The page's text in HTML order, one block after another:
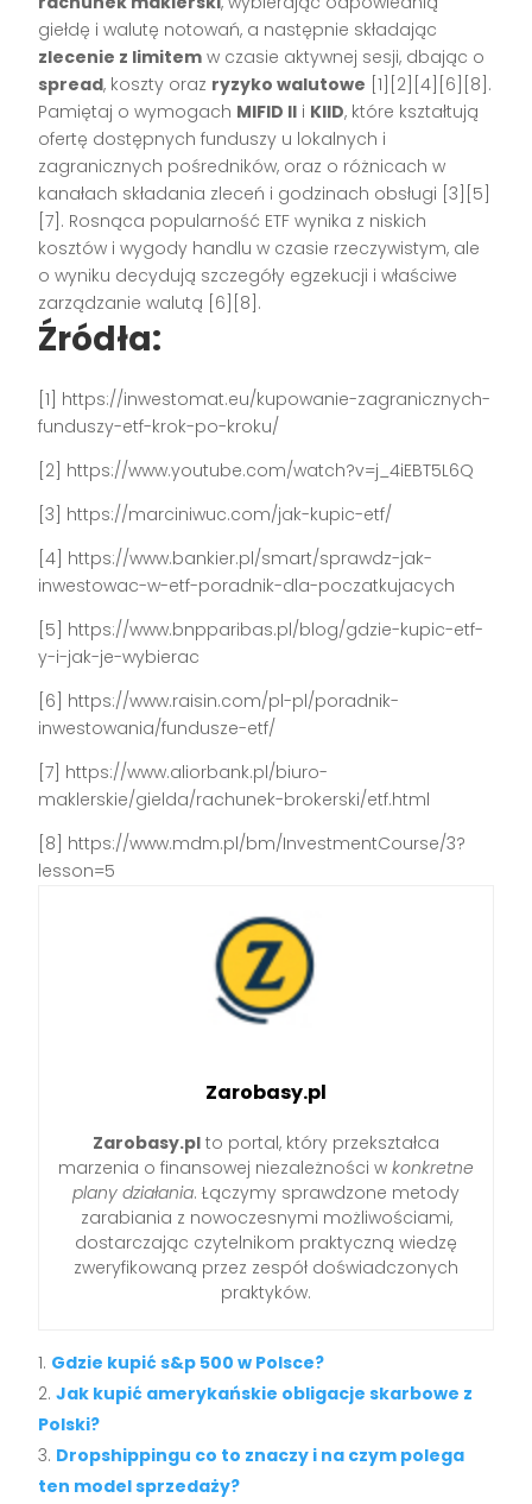
giełdę i walutę notowań, a następnie składając
zlecenie z limitem w czasie aktywnej sesji, dbając o
spread, koszty oraz ryzyko walutowe [1][2][4][6][8].
Pamiętaj o wymogach MIFID II i KIID, które kształtują
ofertę dostępnych funduszy u lokalnych i
zagranicznych pośredników, oraz o różnicach w
kanałach składania zleceń i godzinach obsługi [3][5]
[7]. Rosnąca popularność ETF wynika z niskich
kosztów i wygody handlu w czasie rzeczywistym, ale
o wyniku decydują szczegóły egzekucji i właściwe
zarządzanie walutą [6][8].
Źródła:
[1] https://inwestomat.eu/kupowanie-zagranicznych-
funduszy-etf-krok-po-kroku/
[2] https://www.youtube.com/watch?v=j_4iEBT5L6Q
[3] https://marciniwuc.com/jak-kupic-etf/
[4] https://www.bankier.pl/smart/sprawdz-jak-
inwestowac-w-etf-poradnik-dla-poczatkujacych
[5] https://www.bnpparibas.pl/blog/gdzie-kupic-etf-
y-i-jak-je-wybierac
[6] https://www.raisin.com/pl-pl/poradnik-
inwestowania/fundusze-etf/
[7] https://www.aliorbank.pl/biuro-
maklerskie/gielda/rachunek-brokerski/etf.html
[8] https://www.mdm.pl/bm/InvestmentCourse/3?
lesson=5
Zarobasy.pl
Zarobasy.pl to portal, który przekształca
marzenia o finansowej niezależności w konkretne
plany działania. Łączymy sprawdzone metody
zarabiania z nowoczesnymi możliwościami,
dostarczając czytelnikom praktyczną wiedzę
zweryfikowaną przez zespół doświadczonych
praktyków.
Gdzie kupić s&p 500 w Polsce?
Jak kupić amerykańskie obligacje skarbowe z
Polski?
Dropshippingu co to znaczy i na czym polega
ten model sprzedaży?